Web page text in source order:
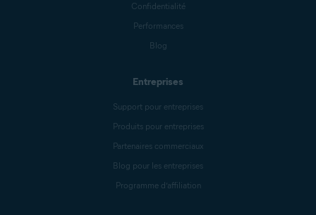
Confidentialité
Performances
Blog
Entreprises
Support pour entreprises
Produits pour entreprises
Partenaires commerciaux
Blog pour les entreprises
Programme d’affiliation